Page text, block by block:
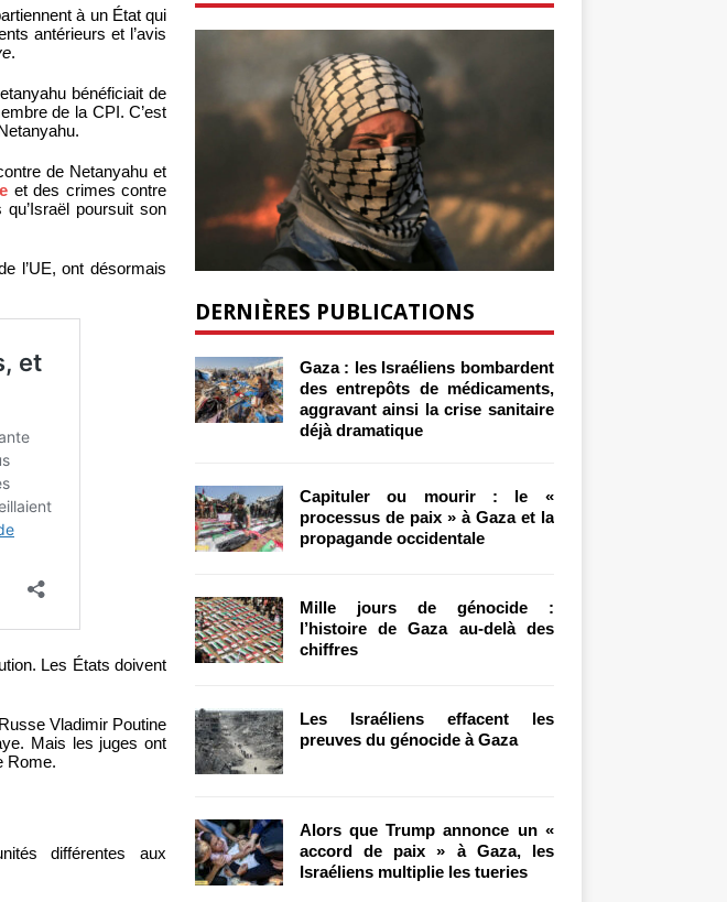
à un État qui
antérieurs et l’avis
.
bénéficiait de
de la CPI. C’est
de Netanyahu et
et des crimes contre
poursuit son
l’UE, ont désormais
Les États doivent
Vladimir Poutine
Mais les juges ont
Rome.
différentes aux
DERNIÈRES PUBLICATIONS
Gaza : les Israéliens bombardent
des entrepôts de médicaments,
aggravant ainsi la crise sanitaire
déjà dramatique
Capituler ou mourir : le «
processus de paix » à Gaza et la
propagande occidentale
Mille jours de génocide :
l’histoire de Gaza au-delà des
chiffres
Les Israéliens effacent les
preuves du génocide à Gaza
Alors que Trump annonce un «
accord de paix » à Gaza, les
Israéliens multiplie les tueries